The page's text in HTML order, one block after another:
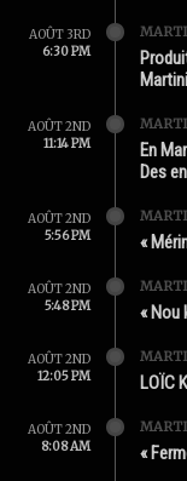
AOÛT 3RD
6:30 PM
AOÛT 2ND
11:14 PM
En
Des
AOÛT 2ND
5:56 PM
«
AOÛT 2ND
5:48 PM
« Nou
AOÛT 2ND
12:05 PM
LOÏC
AOÛT 2ND
8:08 AM
«